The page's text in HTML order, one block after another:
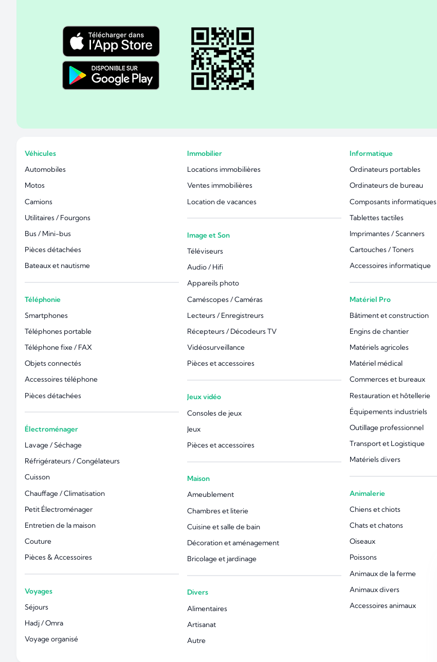
Véhicules
Automobiles
Motos
Camions
Utilitaires / Fourgons
Bus / Mini-bus
Pièces détachées
Bateaux et nautisme
Téléphonie
Smartphones
Téléphones portable
Téléphone fixe / FAX
Objets connectés
Accessoires téléphone
Pièces détachées
Électroménager
Lavage / Séchage
Réfrigérateurs / Congélateurs
Cuisson
Chauffage / Climatisation
Petit Électroménager
Entretien de la maison
Couture
Pièces & Accessoires
Voyages
Séjours
Hadj / Omra
Voyage organisé
Immobilier
Locations immobilières
Ventes immobilières
Location de vacances
Image et Son
Téléviseurs
Audio / Hifi
Appareils photo
Caméscopes / Caméras
Lecteurs / Enregistreurs
Récepteurs / Décodeurs TV
Vidéosurveillance
Pièces et accessoires
Jeux vidéo
Consoles de jeux
Jeux
Pièces et accessoires
Maison
Ameublement
Chambres et literie
Cuisine et salle de bain
Décoration et aménagement
Bricolage et jardinage
Divers
Alimentaires
Artisanat
Autre
Informatique
Ordinateurs portables
Ordinateurs de bureau
Composants informatiques
Tablettes tactiles
Imprimantes / Scanners
Cartouches / Toners
Accessoires informatique
Matériel Pro
Bâtiment et construction
Engins de chantier
Matériels agricoles
Matériel médical
Commerces et bureaux
Restauration et hôtellerie
Équipements industriels
Outillage professionnel
Transport et Logistique
Matériels divers
Animalerie
Chiens et chiots
Chats et chatons
Oiseaux
Poissons
Animaux de la ferme
Animaux divers
Accessoires animaux